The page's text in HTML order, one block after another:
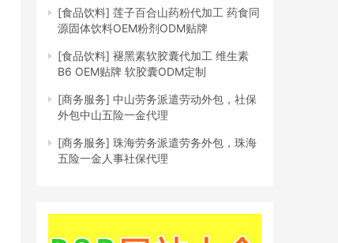
[食品饮料] 莲子百合山药粉代加工 药食同
源固体饮料OEM粉剂ODM贴牌
[食品饮料] 褪黑素软胶囊代加工 维生素
B6 OEM贴牌 软胶囊ODM定制
[商务服务] 中山劳务派遣劳动外包，社保
外包中山五险一金代理
[商务服务] 珠海劳务派遣劳务外包，珠海
五险一金人事社保代理